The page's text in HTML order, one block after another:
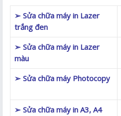
➢ Sửa chữa máy in Lazer
trắng đen
➢ Sửa chữa máy in Lazer
màu
➢ Sửa chữa máy Photocopy
➢ Sửa chữa máy in A3, A4